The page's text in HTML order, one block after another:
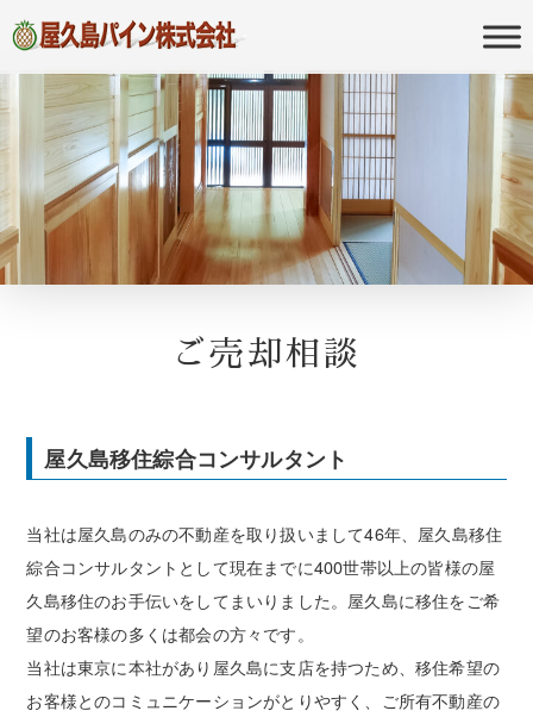
屋久島パイン
株式会社
のポータルサイト
ご売却相談
屋久島移住綜合コンサルタント
当社は屋久島のみの不動産を取り扱いまして46年、屋久島移住
綜合コンサルタントとして現在までに400世帯以上の皆様の屋
久島移住のお手伝いをしてまいりました。屋久島に移住をご希
望のお客様の多くは都会の方々です。
当社は東京に本社があり屋久島に支店を持つため、移住希望の
お客様とのコミュニケーションがとりやすく、ご所有不動産の